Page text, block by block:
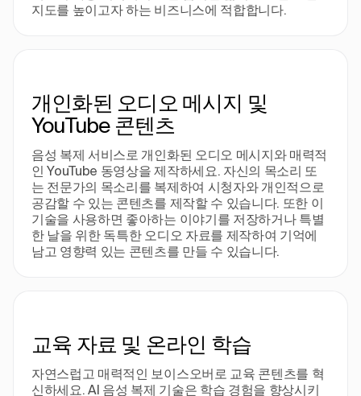
지도를 높이고자 하는 비즈니스에 적합합니다.
개인화된 오디오 메시지 및
YouTube 콘텐츠
음성 복제 서비스로 개인화된 오디오 메시지와 매력적
인 YouTube 동영상을 제작하세요. 자신의 목소리 또
는 전문가의 목소리를 복제하여 시청자와 개인적으로
공감할 수 있는 콘텐츠를 제작할 수 있습니다. 또한 이
기술을 사용하면 좋아하는 이야기를 저장하거나 특별
한 날을 위한 독특한 오디오 자료를 제작하여 기억에
남고 영향력 있는 콘텐츠를 만들 수 있습니다.
교육 자료 및 온라인 학습
자연스럽고 매력적인 보이스오버로 교육 콘텐츠를 혁
신하세요. AI 음성 복제 기술은 학습 경험을 향상시키